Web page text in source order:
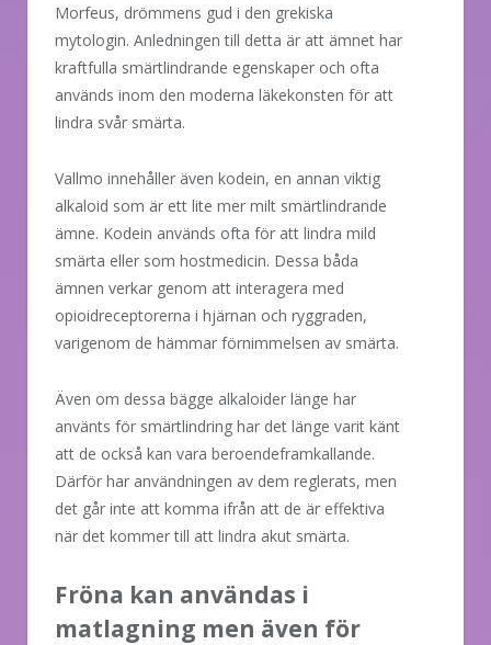
Morfeus, drömmens gud i den grekiska
mytologin. Anledningen till detta är att ämnet har
kraftfulla smärtlindrande egenskaper och ofta
används inom den moderna läkekonsten för att
lindra svår smärta.
Vallmo innehåller även kodein, en annan viktig
alkaloid som är ett lite mer milt smärtlindrande
ämne. Kodein används ofta för att lindra mild
smärta eller som hostmedicin. Dessa båda
ämnen verkar genom att interagera med
opioidreceptorerna i hjärnan och ryggraden,
varigenom de hämmar förnimmelsen av smärta.
Även om dessa bägge alkaloider länge har
använts för smärtlindring har det länge varit känt
att de också kan vara beroendeframkallande.
Därför har användningen av dem reglerats, men
det går inte att komma ifrån att de är effektiva
när det kommer till att lindra akut smärta.
Fröna kan användas i
matlagning men även för